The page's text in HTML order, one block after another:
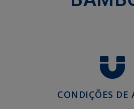
CONDIÇÕES DE